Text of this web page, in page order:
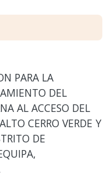
PARA LA
DEL
AL ACCESO DEL
CERRO VERDE Y
DE